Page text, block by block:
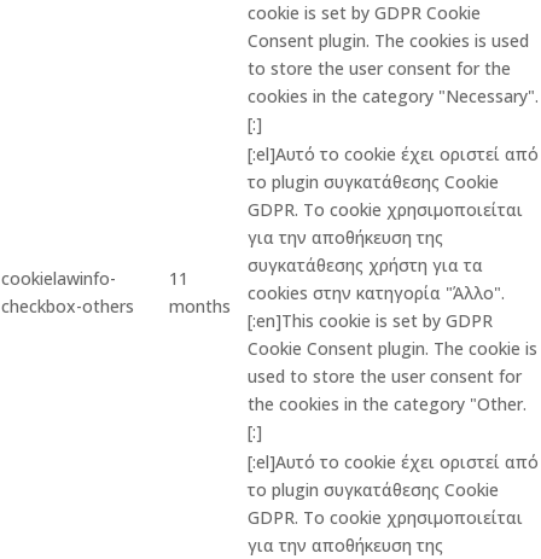
cookie is set by GDPR Cookie
Consent plugin. The cookies is used
to store the user consent for the
cookies in the category "Necessary".
[:]
cookielawinfo-
checkbox-others
11
months
[:el]Αυτό το cookie έχει οριστεί από
το plugin συγκατάθεσης Cookie
GDPR. Το cookie χρησιμοποιείται
για την αποθήκευση της
συγκατάθεσης χρήστη για τα
cookies στην κατηγορία "Άλλο".
[:en]This cookie is set by GDPR
Cookie Consent plugin. The cookie is
used to store the user consent for
the cookies in the category "Other.
[:]
[:el]Αυτό το cookie έχει οριστεί από
το plugin συγκατάθεσης Cookie
GDPR. Το cookie χρησιμοποιείται
για την αποθήκευση της